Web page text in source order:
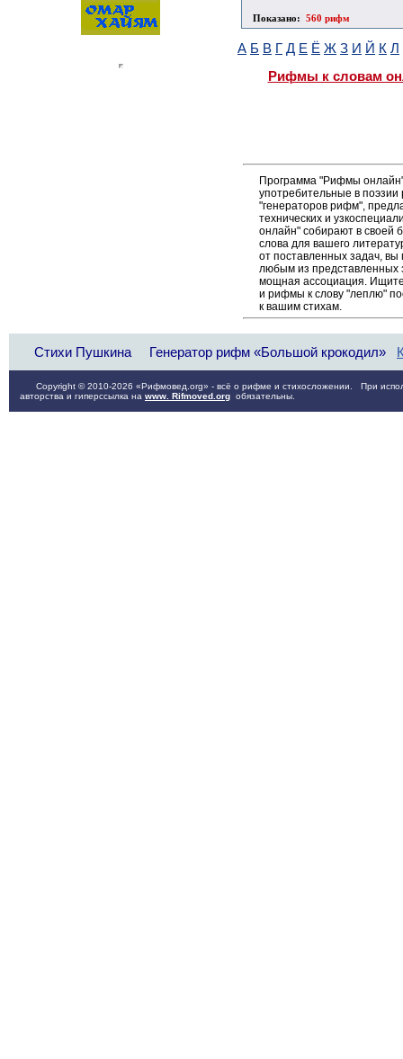
Показано: 560 рифм
А Б В Г Д Е Ё Ж З И Й К Л
Рифмы к словам
Программа "Рифмы
употребительные в
"генераторов рифм",
технических и
онлайн" собирают в своей
слова для вашего
от поставленных задач,
любым из
мощная ассоциация. Ищите
и рифмы к слову "леплю"
к вашим стихам.
Стихи Пушкина Генератор рифм «Большой крокодил»
Copyright © 2010-2026 «Рифмовед.org» - всё о рифме и стихосложении. При
авторства и гиперссылка на www. Rifmoved.org обязательны.